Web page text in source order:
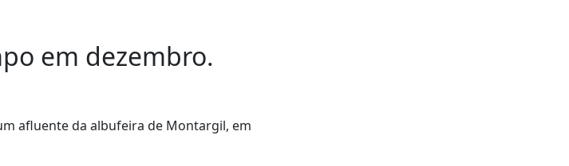
em dezembro.
afluente da albufeira de Montargil, em